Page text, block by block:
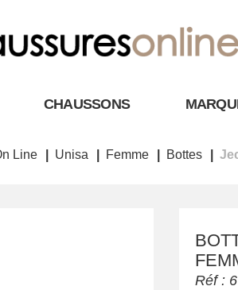
CHAUSSONS
Line Unisa Femme Bottes
Réf :